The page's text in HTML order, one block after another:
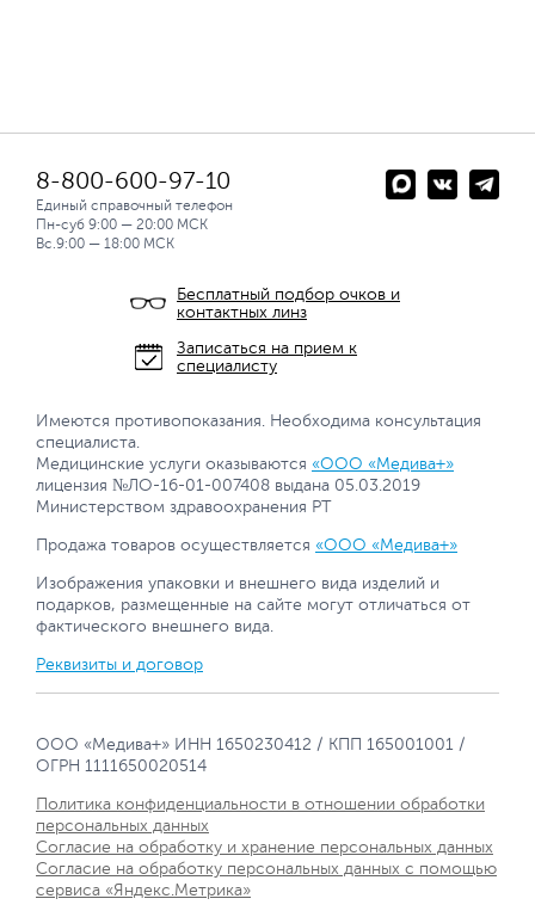
8-800-600-97-10
Единый справочный телефон
Пн-суб 9:00 — 20:00 МСК
Вс.9:00 — 18:00 МСК
Бесплатный подбор очков и
контактных линз
Записаться на прием к
специалисту
Имеются противопоказания. Необходима консультация
специалиста.
Медицинские услуги оказываются «ООО «Медива+»
лицензия №ЛО-16-01-007408 выдана 05.03.2019
Министерством здравоохранения РТ
Продажа товаров осуществляется «ООО «Медива+»
Изображения упаковки и внешнего вида изделий и
подарков, размещенные на сайте могут отличаться от
фактического внешнего вида.
Реквизиты и договор
ООО «Медива+» ИНН 1650230412 / КПП 165001001 /
ОГРН 1111650020514
Политика конфиденциальности в отношении обработки
персональных данных
Согласие на обработку и хранение персональных данных
Согласие на обработку персональных данных с помощью
сервиса «Яндекс.Метрика»